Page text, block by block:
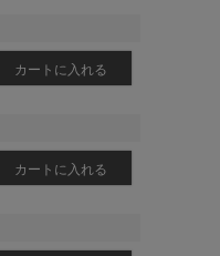
カートに入れる
カートに入れる